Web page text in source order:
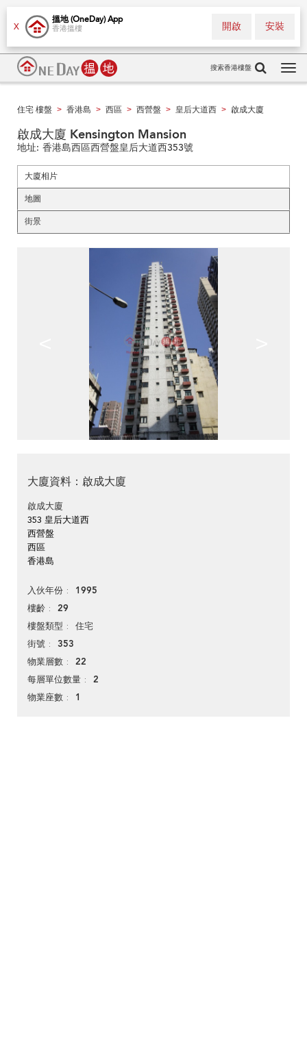
X
搵地 (OneDay) App
香港搵樓 安裝
開啟
搜索香港樓盤
住宅 樓盤 > 香港島 > 西區 > 西營盤 > 皇后大道西 > 啟成大廈
啟成大廈 Kensington Mansion
地址: 香港島西區西營盤皇后大道西353號
大廈相片
地圖
街景
大廈資料：啟成大廈
啟成大廈
353 皇后大道西
西營盤
西區
香港島
入伙年份 1995
樓齡 29
樓盤類型 住宅
街號 353
物業層數 22
每層單位數量 2
物業座數 1